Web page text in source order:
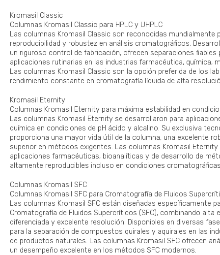
Kromasil Classic
Columnas Kromasil Classic para HPLC y UHPLC
Las columnas Kromasil Classic son reconocidas mundialmente
reproducibilidad y robustez en análisis cromatográficos.
un riguroso control de fabricación, ofrecen separaciones
aplicaciones rutinarias en las industrias farmacéutica, química,
Las columnas Kromasil Classic son la opción preferida de los
rendimiento constante en cromatografía líquida de alta
Kromasil Eternity
Columnas Kromasil Eternity para máxima estabilidad en
Las columnas Kromasil Eternity se desarrollaron para
química en condiciones de pH ácido y alcalino. Su exclusiva
proporciona una mayor vida útil de la columna, una excelente
superior en métodos exigentes. Las columnas Kromasil
aplicaciones farmacéuticas, bioanalíticas y de desarrollo de
altamente reproducibles incluso en condiciones
Columnas Kromasil SFC
Columnas Kromasil SFC para Cromatografía de Fluidos
Las columnas Kromasil SFC están diseñadas específicamente
Cromatografía de Fluidos Supercríticos (SFC), combinando alta
diferenciada y excelente resolución. Disponibles en diversas
para la separación de compuestos quirales y aquirales en las
de productos naturales. Las columnas Kromasil SFC ofrecen
un desempeño excelente en los métodos SFC modernos.